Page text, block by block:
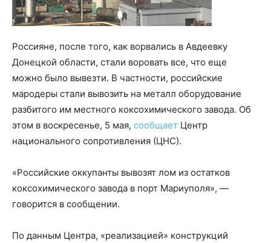
Россияне, после того, как ворвались в Авдеевку
Донецкой области, стали воровать все, что еще
можно было вывезти. В частности, российские
мародеры стали вывозить на металл оборудование
разбитого им местного коксохимического завода. Об
этом в воскресенье, 5 мая, сообщает Центр
национального сопротивления (ЦНС).
«Российские оккупанты вывозят лом из остатков
коксохимического завода в порт Мариуполя», —
говорится в сообщении.
По данным Центра, «реализацией» конструкций